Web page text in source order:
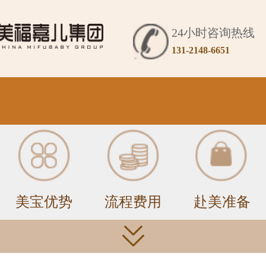
24小时咨询热线
131-2148-6651
美宝优势 流程费用 赴美准备